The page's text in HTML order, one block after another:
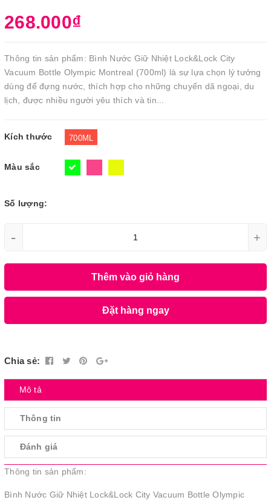
268.000₫
Thông tin sản phẩm: Bình Nước Giữ Nhiệt Lock&Lock City
Vacuum Bottle Olympic Montreal (700ml) là sự lựa chọn lý tưởng
dùng để đựng nước, thích hợp cho những chuyến dã ngoại, du
lịch, được nhiều người yêu thích và tin...
Kích thước 700ML
Màu sắc
Số lượng:
- +
Thêm vào giỏ hàng
Đặt hàng ngay
Chia sẻ:
Mô tả
Thông tin
Đánh giá
Thông tin sản phẩm:
Bình Nước Giữ Nhiệt Lock&Lock City Vacuum Bottle Olympic